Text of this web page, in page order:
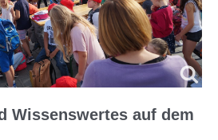
Wissenswertes auf dem